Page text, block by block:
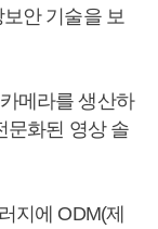
안 기술을 보
메라를 생산하
문화된 영상 솔
지에 ODM(제